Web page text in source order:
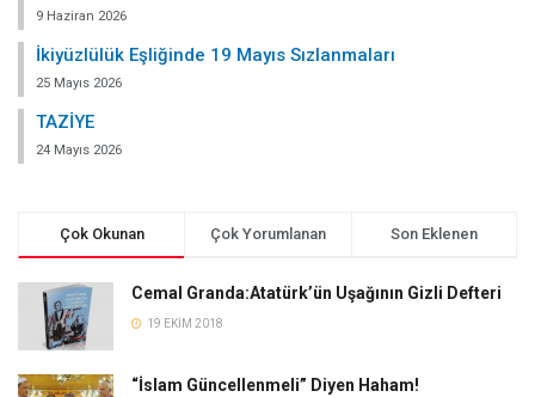
9 Haziran 2026
İkiyüzlülük Eşliğinde 19 Mayıs Sızlanmaları
25 Mayıs 2026
TAZİYE
24 Mayıs 2026
Çok Okunan Çok Yorumlanan Son Eklenen
Cemal Granda:Atatürk’ün Uşağının Gizli Defteri
19 EKIM 2018
“İslam Güncellenmeli” Diyen Haham!